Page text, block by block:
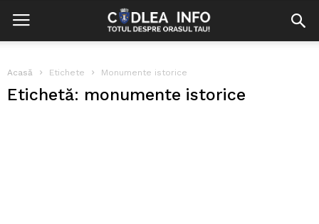
Acasă Etichete Monumente istorice
Etichetă: monumente istorice